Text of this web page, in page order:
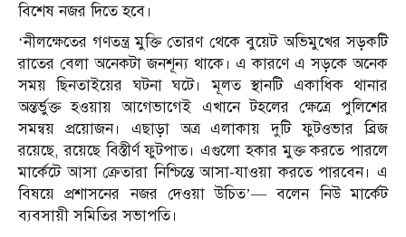
বিশেষ নজর দিতে হবে।
‘নীলক্ষেতের গণতন্ত্র মুক্তি তোরণ থেকে বুয়েট অভিমুখের সড়কটি
রাতের বেলা অনেকটা জনশূন্য থাকে। এ কারণে এ সড়কে অনেক
সময় ছিনতাইয়ের ঘটনা ঘটে। মূলত স্থানটি একাধিক থানার
অন্তর্ভুক্ত হওয়ায় আগেভাগেই এখানে টহলের ক্ষেত্রে পুলিশের
সমন্বয় প্রয়োজন। এছাড়া অত্র এলাকায় দুটি ফুটওভার ব্রিজ
রয়েছে, রয়েছে বিস্তীর্ণ ফুটপাত। এগুলো হকার মুক্ত করতে পারলে
মার্কেটে আসা ক্রেতারা নিশ্চিন্তে আসা-যাওয়া করতে পারবেন। এ
বিষয়ে প্রশাসনের নজর দেওয়া উচিত’— বলেন নিউ মার্কেট
ব্যবসায়ী সমিতির সভাপতি।